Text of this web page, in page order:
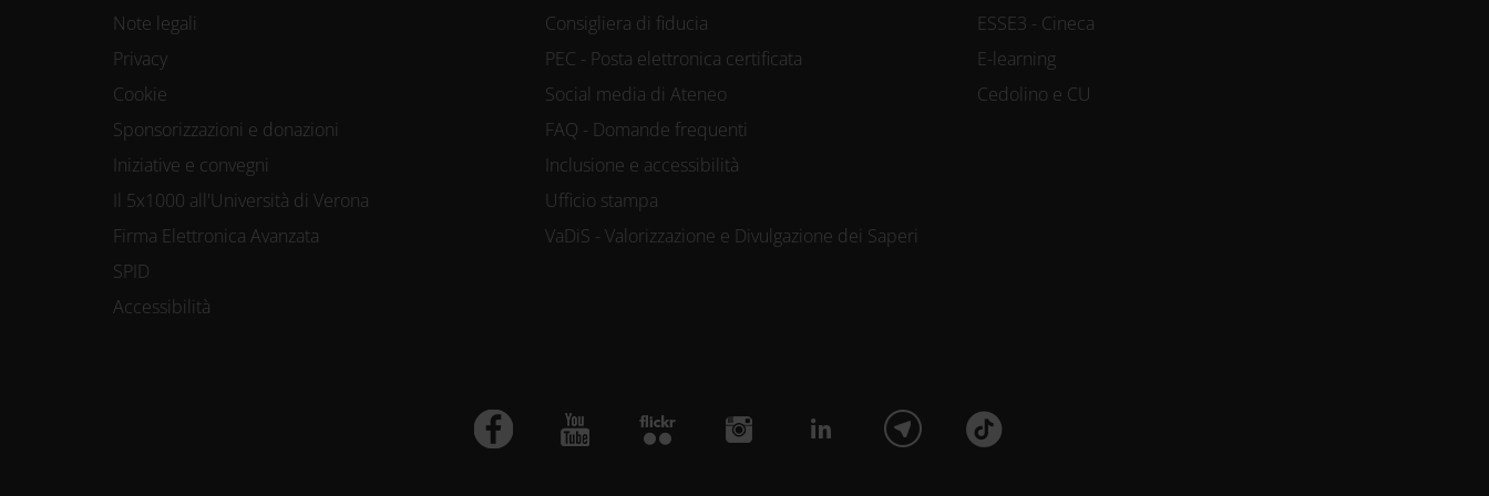
Note legali
Privacy
Cookie
Sponsorizzazioni e donazioni
Iniziative e convegni
Il 5x1000 all'Università di Verona
Firma Elettronica Avanzata
SPID
Accessibilità
Consigliera di fiducia
PEC - Posta elettronica certificata
Social media di Ateneo
FAQ - Domande frequenti
Inclusione e accessibilità
Ufficio stampa
VaDiS - Valorizzazione e Divulgazione dei Saperi
ESSE3 - Cineca
E-learning
Cedolino e CU